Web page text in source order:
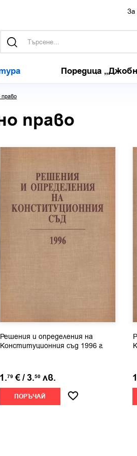
За
Поредица
право
Решения и определения на
Конституционния съд 1996 г.
1.79 €/3.50 лв.
ПОРЪЧАЙ